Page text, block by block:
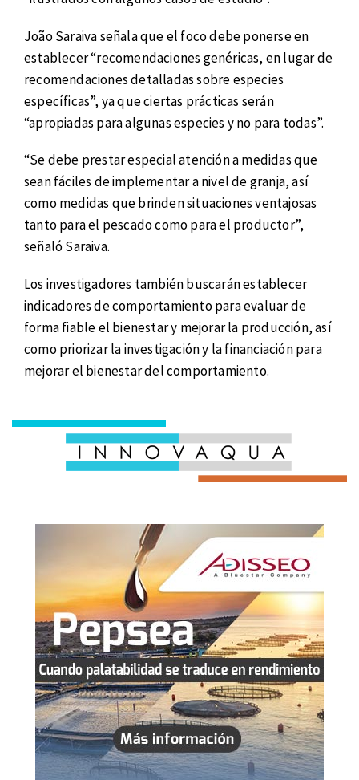
João Saraiva señala que el foco debe ponerse en
establecer “recomendaciones genéricas, en lugar de
recomendaciones detalladas sobre especies
específicas”, ya que ciertas prácticas serán
“apropiadas para algunas especies y no para todas”.
“Se debe prestar especial atención a medidas que
sean fáciles de implementar a nivel de granja, así
como medidas que brinden situaciones ventajosas
tanto para el pescado como para el productor”,
señaló Saraiva.
Los investigadores también buscarán establecer
indicadores de comportamiento para evaluar de
forma fiable el bienestar y mejorar la producción, así
como priorizar la investigación y la financiación para
mejorar el bienestar del comportamiento.